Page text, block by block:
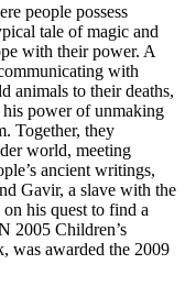
people possess
tale of magic and
with their power. A
with
animals to their deaths,
power of unmaking
Together, they
world, meeting
ancient writings,
Gavir, a slave with the
his quest to find a
2005 Children’s
was awarded the 2009